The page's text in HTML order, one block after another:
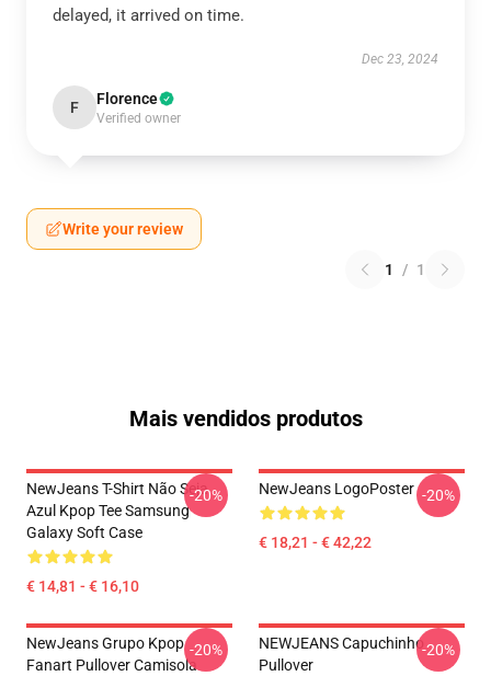
delayed, it arrived on time.
Dec 23, 2024
F Florence
Verified owner
Write your review
1 / 1
Mais vendidos produtos
NewJeans T-Shirt Não Seja
Azul Kpop Tee Samsung
Galaxy Soft Case
€ 14,81 - € 16,10
-20% NewJeans LogoPoster
€ 18,21 - € 42,22
-20%
NewJeans Grupo Kpop
Fanart Pullover Camisola
-20%
NEWJEANS Capuchinho
Pullover
-20%